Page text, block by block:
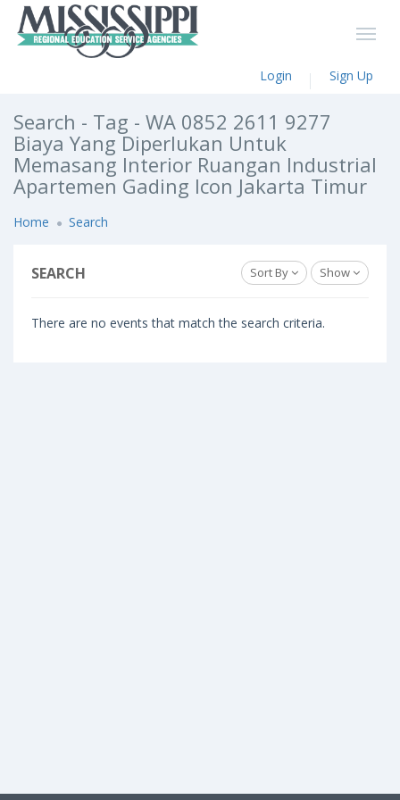
Login Sign Up
Search - Tag - WA 0852 2611 9277
Biaya Yang Diperlukan Untuk
Memasang Interior Ruangan Industrial
Apartemen Gading Icon Jakarta Timur
Home Search
SEARCH Sort By Show
There are no events that match the search criteria.